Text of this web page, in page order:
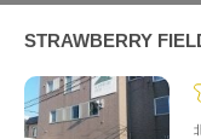
STRAWBERRY